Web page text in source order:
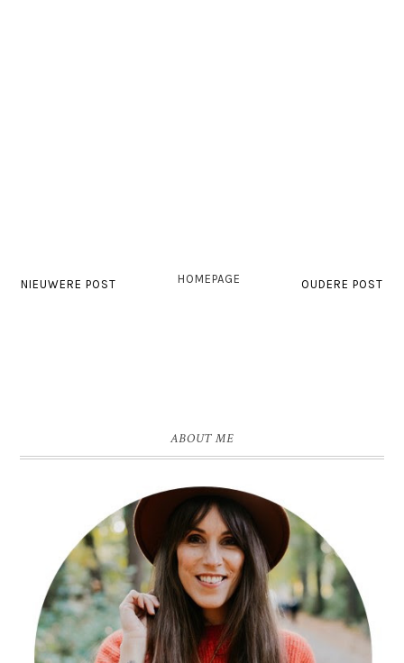
NIEUWERE POST OUDERE POST
HOMEPAGE
ABOUT ME